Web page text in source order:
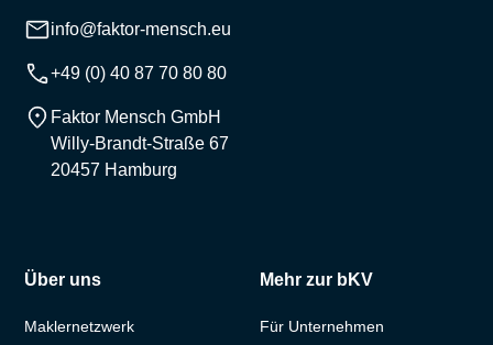
info@faktor-mensch.eu
+49 (0) 40 87 70 80 80
Faktor Mensch GmbH
Willy-Brandt-Straße 67
20457 Hamburg
Über uns
Maklernetzwerk
Mehr zur bKV
Für Unternehmen